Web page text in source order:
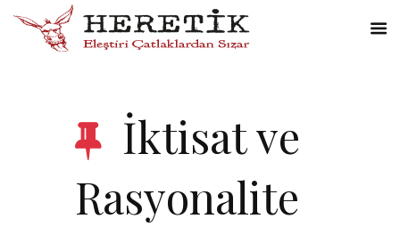
İktisat ve
Rasyonalite